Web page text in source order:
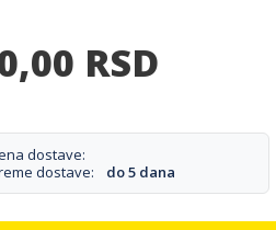
RSD
dostave:
dostave:
do 5 dana